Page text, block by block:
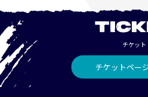
チケット
チケットペー